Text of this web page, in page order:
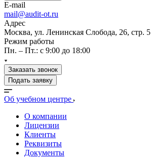
E-mail
mail@audit-ot.ru
Адрес
Москва, ул. Ленинская Слобода, 26, стр. 5
Режим работы
Пн. – Пт.: с 9:00 до 18:00
Заказать звонок
Подать заявку
Об учебном центре
О компании
Лицензии
Клиенты
Реквизиты
Документы